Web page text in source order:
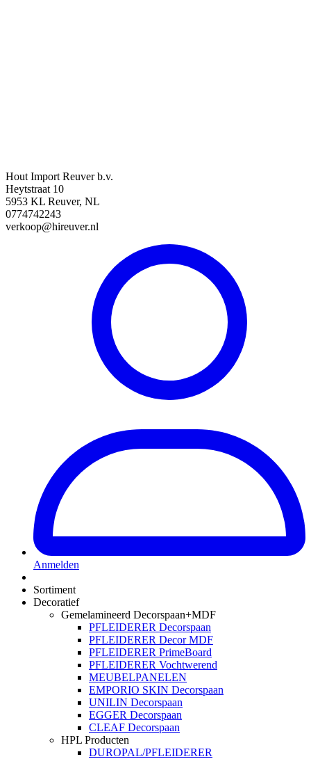
Hout Import Reuver b.v.
Heytstraat 10
5953 KL Reuver, NL
0774742243
verkoop@hireuver.nl
Anmelden
Sortiment
Decoratief
Gemelamineerd Decorspaan+MDF
PFLEIDERER Decorspaan
PFLEIDERER Decor MDF
PFLEIDERER PrimeBoard
PFLEIDERER Vochtwerend
MEUBELPANELEN
EMPORIO SKIN Decorspaan
UNILIN Decorspaan
EGGER Decorspaan
CLEAF Decorspaan
HPL Producten
DUROPAL/PFLEIDERER